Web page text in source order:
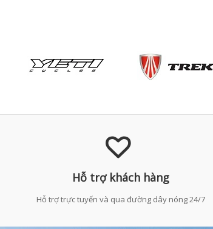
Hỗ trợ khách hàng
Hỗ trợ trực tuyến và qua đường dây nóng 24/7